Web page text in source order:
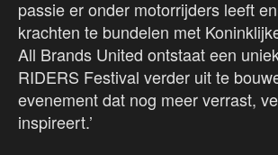
passie er onder motorrijders leeft
krachten te bundelen met
All Brands United ontstaat een
RIDERS Festival verder uit te
evenement dat nog meer verrast,
inspireert.’